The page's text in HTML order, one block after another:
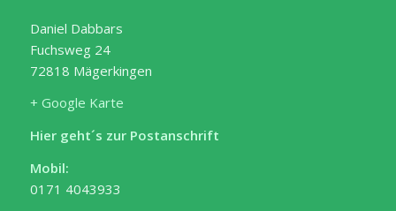
Daniel Dabbars
Fuchsweg 24
72818 Mägerkingen
+ Google Karte
Hier geht´s zur Postanschrift
Mobil:
0171 4043933